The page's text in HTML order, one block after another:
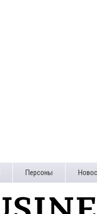
Персоны